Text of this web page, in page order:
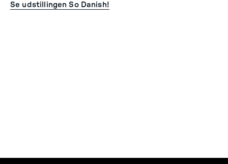
Se udstillingen So Danish!